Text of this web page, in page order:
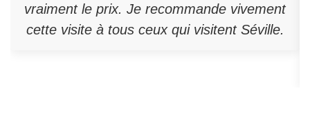
vraiment le prix. Je recommande vivement
cette visite à tous ceux qui visitent Séville.